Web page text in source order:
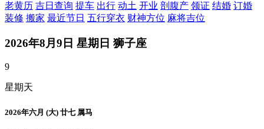
老黄历 吉日查询 提车 出行 动土 开业 剖腹产 领证 结婚 订婚
装修 搬家 最近节日 五行穿衣 财神方位 麻将吉位
2026年8月9日 星期日 狮子座
9
星期天
2026年六月 (大) 廿七 属马